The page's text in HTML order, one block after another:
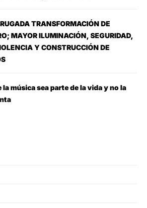
TRANSFORMACIÓN DE
MAYOR ILUMINACIÓN, SEGURIDAD,
Y CONSTRUCCIÓN DE
música sea parte de la vida y no la